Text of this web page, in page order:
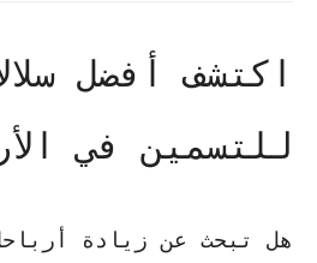
اكتشف أفضل
للتسمين في
هل تبحث عن زيادة